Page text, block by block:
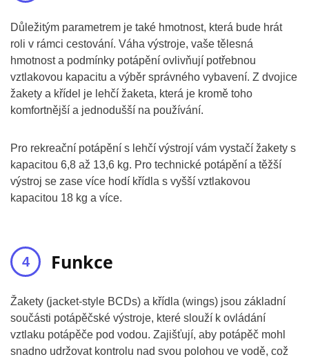
Důležitým parametrem je také hmotnost, která bude hrát
roli v rámci cestování. Váha výstroje, vaše tělesná
hmotnost a podmínky potápění ovlivňují potřebnou
vztlakovou kapacitu a výběr správného vybavení. Z dvojice
žakety a křídel je lehčí žaketa, která je kromě toho
komfortnější a jednodušší na používání.
Pro rekreační potápění s lehčí výstrojí vám vystačí žakety s
kapacitou 6,8 až 13,6 kg. Pro technické potápění a těžší
výstroj se zase více hodí křídla s vyšší vztlakovou
kapacitou 18 kg a více.
Funkce
Žakety (jacket-style BCDs) a křídla (wings) jsou základní
součásti potápěčské výstroje, které slouží k ovládání
vztlaku potápěče pod vodou. Zajišťují, aby potápěč mohl
snadno udržovat kontrolu nad svou polohou ve vodě, což